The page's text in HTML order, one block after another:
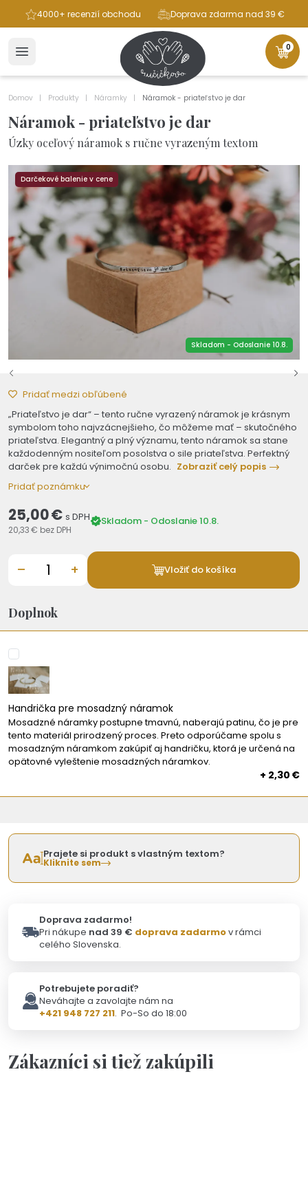
4000+ recenzií obchodu Doprava zdarma nad 39 €
0
Domov Produkty Náramky Náramok - priateľstvo je dar
Náramok - priateľstvo je dar
Úzky oceľový náramok s ručne vyrazeným textom
Darčekové balenie v cene
Skladom - Odoslanie 10.8.
Pridať medzi obľúbené
„Priateľstvo je dar“ – tento ručne vyrazený náramok je krásnym
symbolom toho najvzácnejšieho, čo môžeme mať – skutočného
priateľstva. Elegantný a plný významu, tento náramok sa stane
každodenným nositeľom posolstva o sile priateľstva. Perfektný
darček pre každú výnimočnú osobu. Zobraziť celý popis
Pridať poznámku
25,00 € s DPH
20,33 € bez DPH
Skladom - Odoslanie 10.8.
– + Vložiť do košíka
Doplnok
Handrička pre mosadzný náramok
Mosadzné náramky postupne tmavnú, naberajú patinu, čo je pre
tento materiál prirodzený proces. Preto odporúčame spolu s
mosadzným náramkom zakúpiť aj handričku, ktorá je určená na
opätovné vyleštenie mosadzných náramkov.
+ 2,30 €
Prajete si produkt s vlastným textom?
Kliknite sem
Doprava zadarmo!
Pri nákupe nad 39 € doprava zadarmov rámci
celého Slovenska.
Potrebujete poradiť?
Neváhajte a zavolajte nám na
+421 948 727 211. Po-So do 18:00
Zákazníci si tiež zakúpili